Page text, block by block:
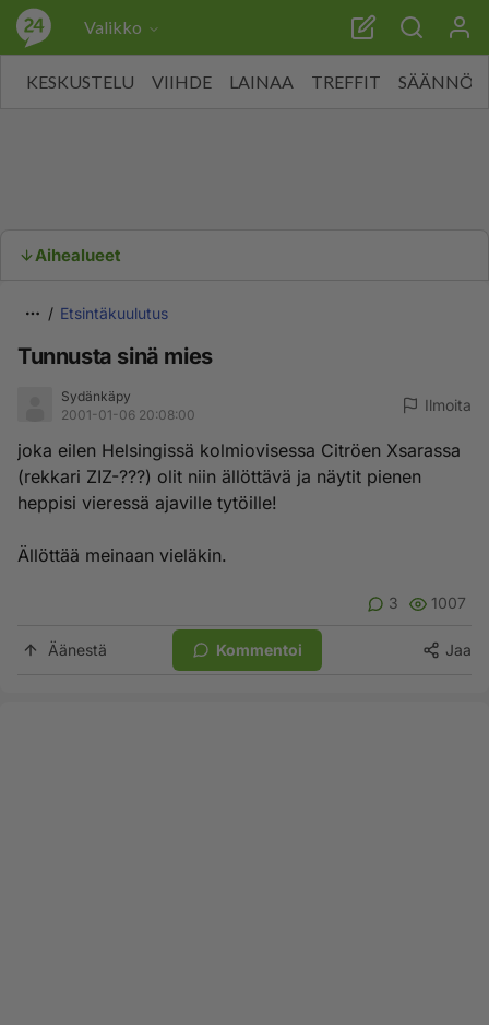
Valikko
KESKUSTELU VIIHDE LAINAA TREFFIT SÄÄNNÖT
Aihealueet
Etsintäkuulutus
Tunnusta sinä mies
Sydänkäpy
2001-01-06 20:08:00
Ilmoita
joka eilen Helsingissä kolmiovisessa Citröen Xsarassa
(rekkari ZIZ-???) olit niin ällöttävä ja näytit pienen
heppisi vieressä ajaville tytöille!
Ällöttää meinaan vieläkin.
3 1007
Äänestä Kommentoi Jaa